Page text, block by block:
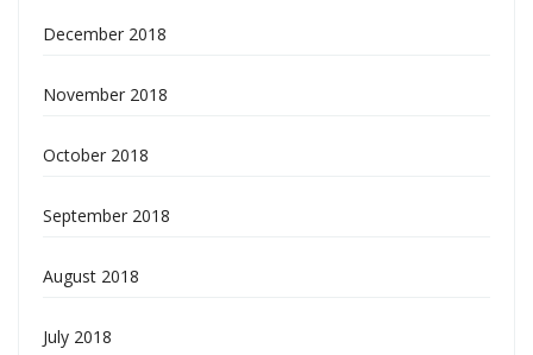
December 2018
November 2018
October 2018
September 2018
August 2018
July 2018